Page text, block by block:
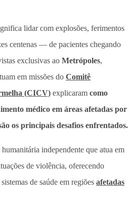
lidar com explosões, ferimentos
centenas — de pacientes chegando
exclusivas ao Metrópoles,
em missões do Comitê
(CICV) explicaram como
médico em áreas afetadas por
os principais desafios enfrentados.
independente que atua em
de violência, oferecendo
de saúde em regiões afetadas